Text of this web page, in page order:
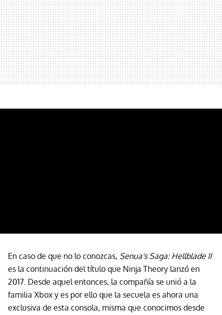
En caso de que no lo conozcas, Senua's Saga: Hellblade II
es la continuación del título que Ninja Theory lanzó en
2017. Desde aquel entonces, la compañía se unió a la
familia Xbox y es por ello que la secuela es ahora una
exclusiva de esta consola, misma que conocimos desde